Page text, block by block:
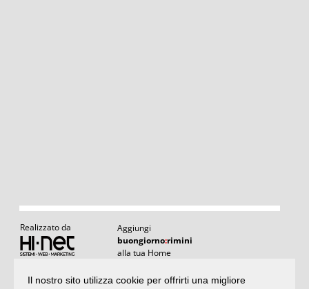
Realizzato da
Aggiungi
buongiorno:rimini
alla tua Home
Il nostro sito utilizza cookie per offrirti una migliore